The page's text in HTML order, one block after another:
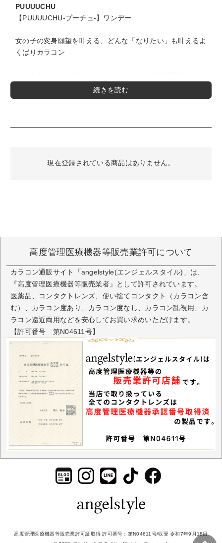
PUUUUCHU
【PUUUUCHU-プーチュ-】ワンデー
女の子の変身願望を叶える、どんな「なりたい」も叶えるよ
くばりカラコン
…ピュアちゅるん系レンズで守りたくなっちゃうような甘め
…フチふんわりシフォンブラウンレンズで優し気な瞳に
【 DIA14.5㎜／着色直径13.8㎜／2トーン】
ぷるるんソーダフロート
うるうる質感×透明感ブルー
…うるうる透明感ブルーグレーレンズでクールビューティー
【 DIA14.2㎜／着色直径13.2㎜／3トーン 】
商品スペック
商品名 PUUUUCHU(プーチュ)
販売名 ワンデーツッティアルファ
タイプ 1日使い捨て
1箱10枚入り
度数
±0.00
-0.50～-6.00（0.25Dステップ）
-6.50～-10.00（0.50Dステップ）
8.6mm
DIA（直径） 14.2mm/14.5mm
現在登録されている商品はありません。
高度管理医療機器等販売業許可について
カラコン通販サイト「angelstyle(エンジェルスタイル)」は、
『高度管理医療機器等販売業者』として許可されています。
医薬品、コンタクトレンズ、使い捨てコンタクト（カラコン含
む）、カラコン度あり、カラコン度なし、カラコン乱視用、カ
ラコン遠近両用などを安心してお買い求めいただけます。
【許可番号 第N04611号】
高度管理医療機器等販売業許可証取得 許可番号：第N04611号/収受 令和7年9月18日